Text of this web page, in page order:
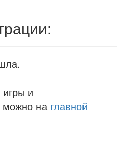
и
можно на главной